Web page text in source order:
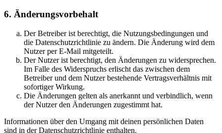
6. Änderungsvorbehalt
Der Betreiber ist berechtigt, die Nutzungsbedingungen und
die Datenschutzrichtlinie zu ändern. Die Änderung wird dem
Nutzer per E-Mail mitgeteilt.
Der Nutzer ist berechtigt, den Änderungen zu widersprechen.
Im Falle des Widerspruchs erlischt das zwischen dem
Betreiber und dem Nutzer bestehende Vertragsverhältnis mit
sofortiger Wirkung.
Die Änderungen gelten als anerkannt und verbindlich, wenn
der Nutzer den Änderungen zugestimmt hat.
Informationen über den Umgang mit deinen persönlichen Daten
sind in der Datenschutzrichtlinie enthalten.